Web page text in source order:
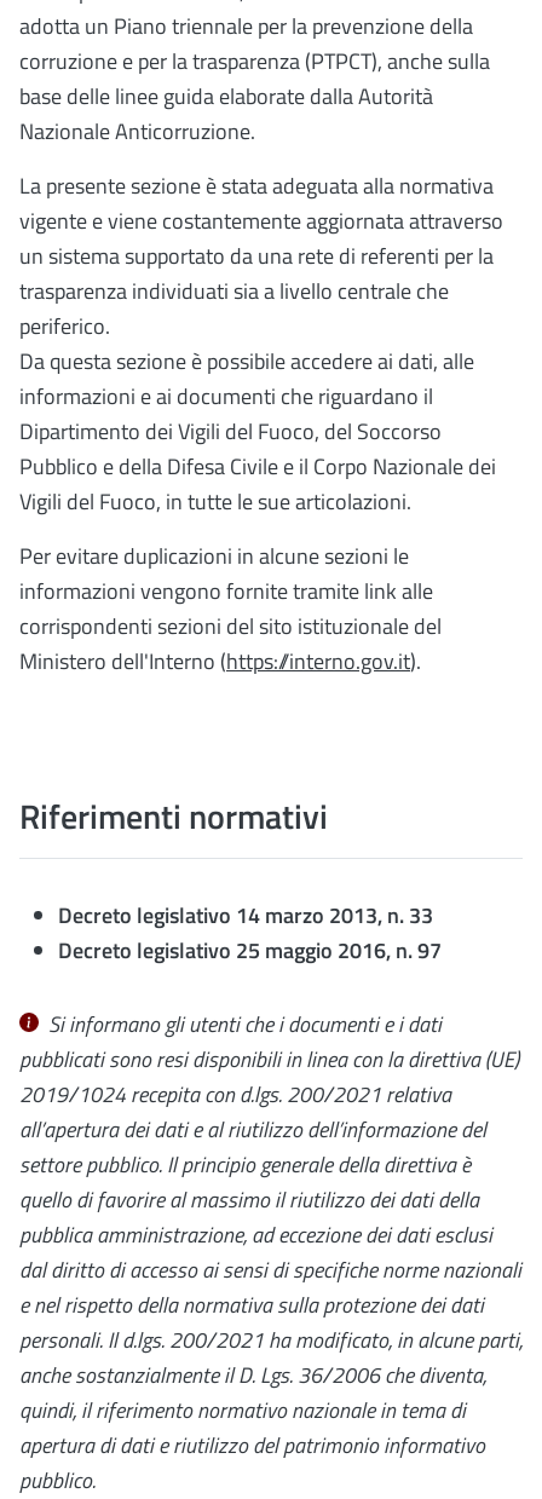
adotta un Piano triennale per la prevenzione della
corruzione e per la trasparenza (PTPCT), anche sulla
base delle linee guida elaborate dalla Autorità
Nazionale Anticorruzione.
La presente sezione è stata adeguata alla normativa
vigente e viene costantemente aggiornata attraverso
un sistema supportato da una rete di referenti per la
trasparenza individuati sia a livello centrale che
periferico.
Da questa sezione è possibile accedere ai dati, alle
informazioni e ai documenti che riguardano il
Dipartimento dei Vigili del Fuoco, del Soccorso
Pubblico e della Difesa Civile e il Corpo Nazionale dei
Vigili del Fuoco, in tutte le sue articolazioni.
Per evitare duplicazioni in alcune sezioni le
informazioni vengono fornite tramite link alle
corrispondenti sezioni del sito istituzionale del
Ministero dell'Interno (https://interno.gov.it).
Riferimenti normativi
Decreto legislativo 14 marzo 2013, n. 33
Decreto legislativo 25 maggio 2016, n. 97
Si informano gli utenti che i documenti e i dati
pubblicati sono resi disponibili in linea con ladirettiva (UE)
2019/1024recepita con d.lgs. 200/2021relativa
all’apertura dei dati e al riutilizzo dell’informazione del
settore pubblico. Il principio generale della direttiva è
quello di favorire al massimo il riutilizzo dei dati della
pubblica amministrazione, ad eccezione dei dati esclusi
dal diritto di accesso ai sensi di specifiche norme nazionali
e nel rispetto della normativa sulla protezione dei dati
personali.Ild.lgs. 200/2021ha modificato, in alcune parti,
anche sostanzialmente il D. Lgs. 36/2006 chediventa,
quindi, il riferimento normativo nazionale in tema di
apertura di dati e riutilizzo del patrimonio informativo
pubblico.